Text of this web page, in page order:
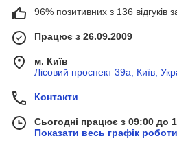
96% позитивних з 136 відгуків
Працює з 26.09.2009
м. Київ
Лісовий проспект 39а, Київ,
Контакти
Сьогодні працює з 09:00 до
Показати весь графік роботи